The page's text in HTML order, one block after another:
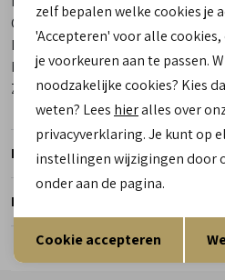
Categorie
Kleur
Blauw
Materiaal binnenkant
Zool
Rubber
Retourneren
Reserveer en pas in de winkel
Terug
zelf bepalen welke cookies je
'Accepteren' voor alle
je voorkeuren aan te passen.
noodzakelijke cookies? Kies
weten? Lees hieralles over
privacyverklaring. Je kunt op
instellingen wijzigingen door
onder aan de pagina.
Cookie accepteren